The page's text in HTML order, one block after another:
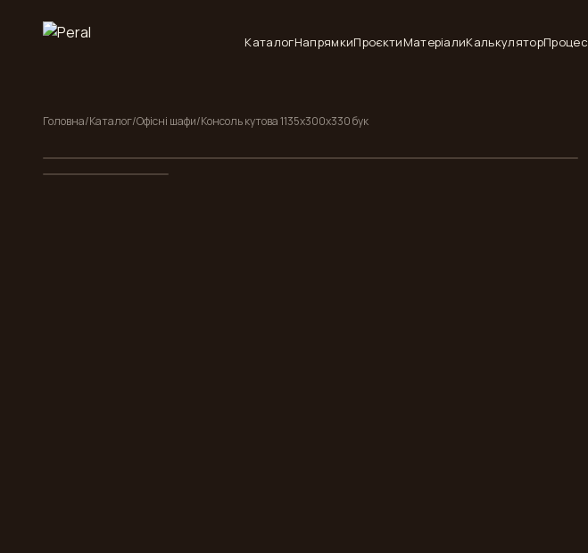
КаталогНапрямкиПроєктиМатеріалиКалькуляторПроцес
Головна/Каталог/Офісні шафи/Консоль кутова 1135x300x330 бук